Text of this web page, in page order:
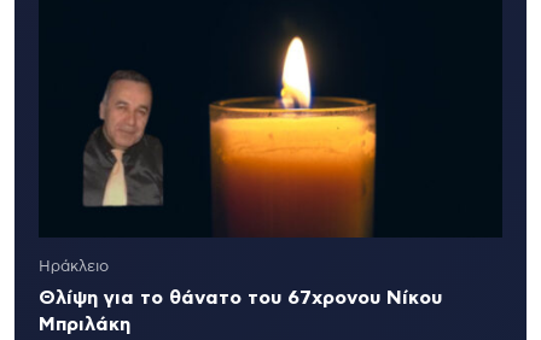
Ηράκλειο
Θλίψη για το θάνατο του 67χρονου Νίκου
Μπριλάκη